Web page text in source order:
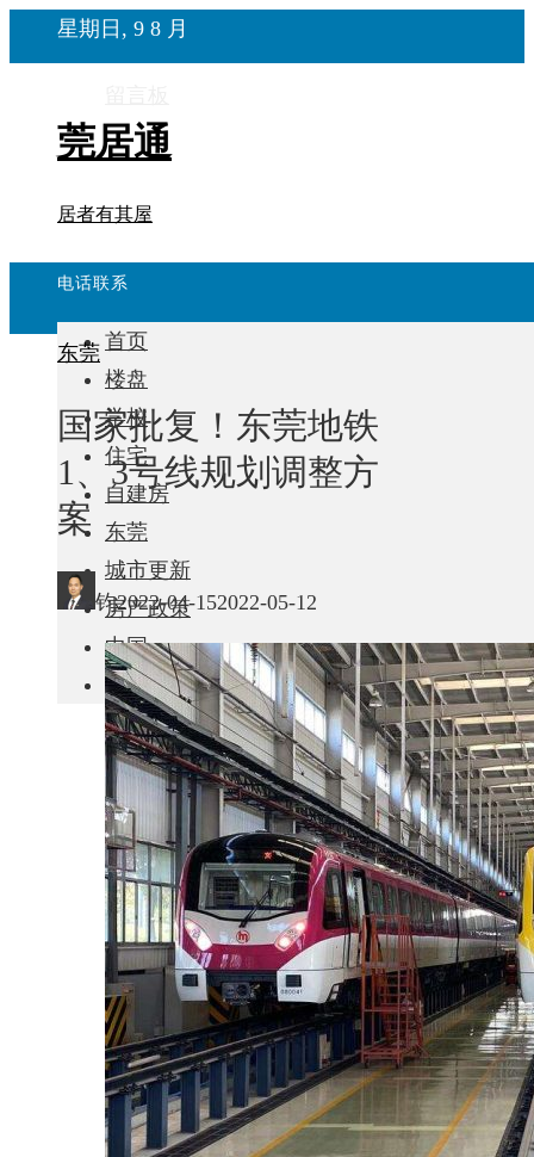
星期日, 9 8 月
莞居通
居者有其屋
电话联系
首页
楼盘
学校
住宅
自建房
东莞
城市更新
房产政策
中国
其他
东莞
国家批复！东莞地铁
1、3号线规划调整方
案
钧2022-04-152022-05-12